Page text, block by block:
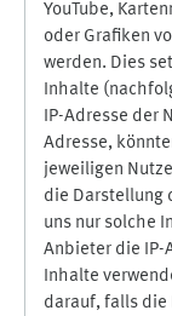
YouTube,
oder Grafiken
werden. Dies
Inhalte
IP-Adresse der
Adresse,
jeweiligen
die Darstellung
uns nur solche
Anbieter die IP-
Inhalte
darauf, falls die